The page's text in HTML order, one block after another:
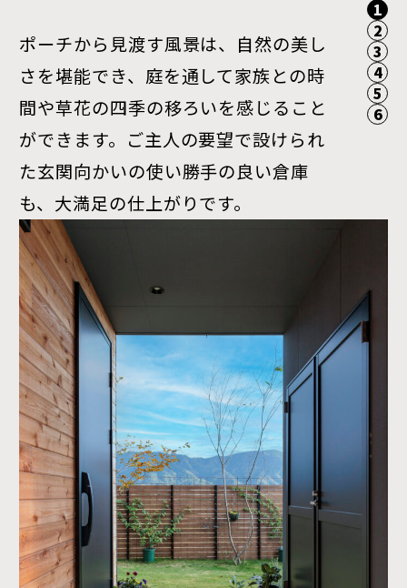
ポーチから見渡す風景は、自然の美し
さを堪能でき、庭を通して家族との時
間や草花の四季の移ろいを感じること
ができます。ご主人の要望で設けられ
た玄関向かいの使い勝手の良い倉庫
も、大満足の仕上がりです。
玄関に入ると、リビングに向けて視線
が抜け、採光の取れた空間は数字以上
に広く感じられます。左手にはシュー
ズクロークがあり、キッチンへと繋が
る裏動線も確保されているため、スム
ーズな動線を実現し、玄関をさらにす
っきりと見せています。
とにかく明るい室内。勾配天井の高窓
からは、まるで天窓を設けたかのよう
に豊かな自然光が降り注ぎます。東側
のテレビ横の窓も、室内に居ながら自
然の美しさを感じさせる贅沢な役割を
果たしています。
リビング横に設けられた外のデッキ
は、床のレベルを揃えることで、室内
と一体感を持たせています。光や風な
ど季節の移ろいを家の中に取り込み、
自然と調和した空間を作り出します。
趣味のBBQに最適なガーデンシンクも
設置されており、使い勝手の良さが際
立っています。
叶えたかったご要望の一つに、愛犬と
の暮らしがありました。作業部屋には
愛犬の定位置が設けられ、家族と一緒
に過ごす楽しく安心な空間となってい
ます。
建築家+性能+施工品質
バウハウス．全棟標準仕様
高断熱/高気密/高耐震・高耐久/長期
優良認定住宅/トータルプロデュース/
パッシブデザイン/2次防水検査/省令
準耐火
1
2
3
4
5
6